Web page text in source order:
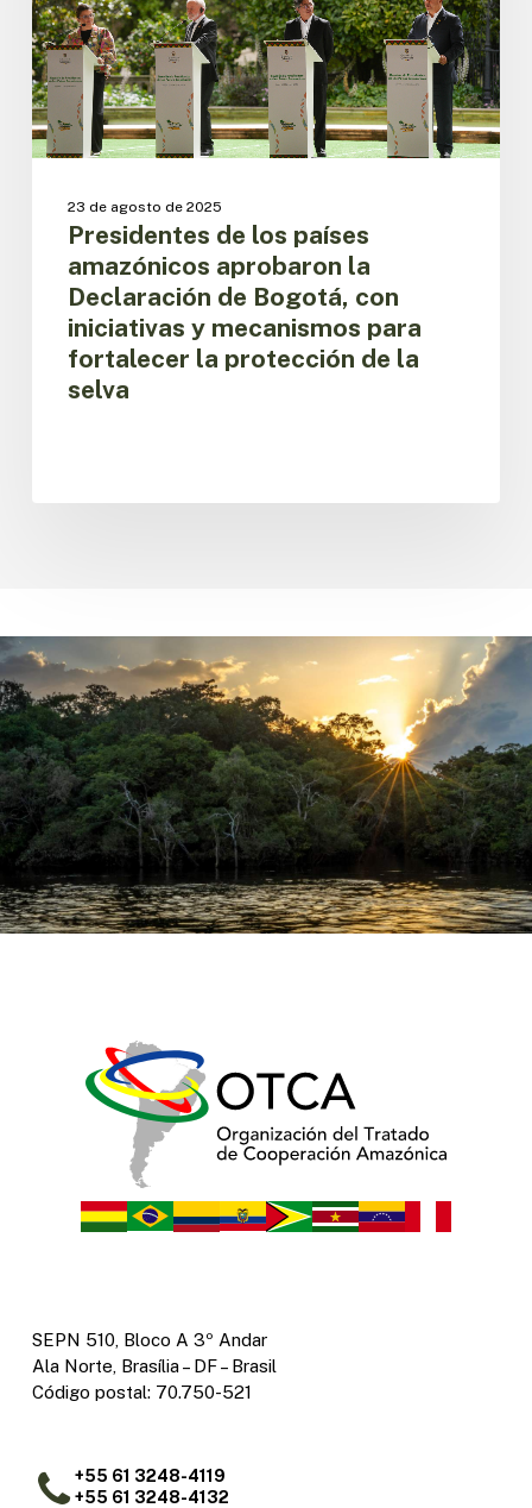
la
Declaración
de
Bogotá,
con
iniciativas
mecanismos
fortalecer
protección
selva
23 de agosto de 2025
Presidentes de los países
amazónicos aprobaron la
Declaración de Bogotá, con
iniciativas y mecanismos para
fortalecer la protección de la
selva
SEPN 510, Bloco A 3º Andar
Ala Norte, Brasília – DF – Brasil
Código postal: 70.750-521
+55 61 3248-4119
+55 61 3248-4132